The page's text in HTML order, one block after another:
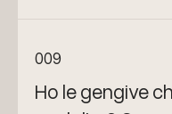
009
Ho le gengive